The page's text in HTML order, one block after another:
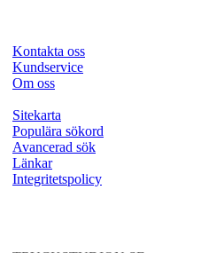
Kontakta oss
Kundservice
Om oss
Sitekarta
Populära sökord
Avancerad sök
Länkar
Integritetspolicy